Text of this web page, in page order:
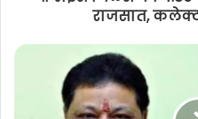
राजसात,